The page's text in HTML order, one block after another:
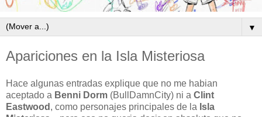
▼
Apariciones en la Isla Misteriosa
Hace algunas entradas explique que no me habian
aceptado a Benni Dorm (BullDamnCity) ni a Clint
Eastwood , como personajes principales de la Isla